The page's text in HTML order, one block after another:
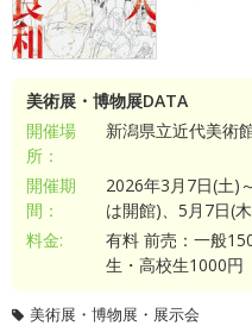
美術展・博物展DATA
開催場
所：
新潟県立近代美術
開催期
間：
2026年3月7日(土)
は開館)、5月7日(
料金:
有料 前売：一般
生・高校生1000
美術展・博物展・展示会